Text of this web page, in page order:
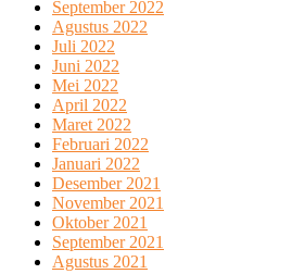
September 2022
Agustus 2022
Juli 2022
Juni 2022
Mei 2022
April 2022
Maret 2022
Februari 2022
Januari 2022
Desember 2021
November 2021
Oktober 2021
September 2021
Agustus 2021